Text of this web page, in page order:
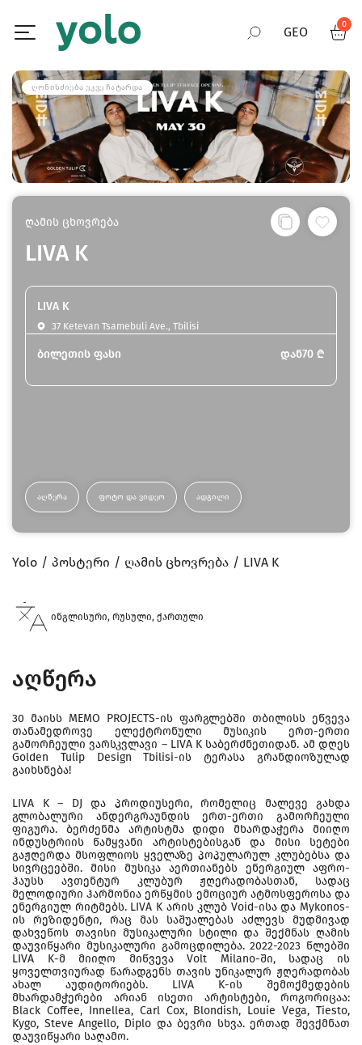
GEO
RUS
ENG
0
ᲦᲝᲜᲘᲡᲫᲘᲔᲑᲐ ᲣᲙᲕᲔ ᲩᲐᲢᲐᲠᲓᲐ
ღამის ცხოვრება
LIVA K
LIVA K
37 Ketevan Tsamebuli Ave., Tbilisi
ბილეთის ფასი დან70 ₾
ᲐᲦᲬᲔᲠᲐ ᲤᲝᲢᲝ ᲓᲐ ᲕᲘᲓᲔᲝ ᲐᲓᲒᲘᲚᲘ
Yolo პოსტერი ღამის ცხოვრება LIVA K
ინგლისური, რუსული, ქართული
აღწერა
30 მაისს MEMO PROJECTS-ის ფარგლებში თბილისს ეწვევა
თანამედროვე ელექტრონული მუსიკის ერთ-ერთი
გამორჩეული ვარსკვლავი – LIVA K საბერძნეთიდან. ამ დღეს
Golden Tulip Design Tbilisi-ის ტერასა გრანდიოზულად
გაიხსნება!
LIVA K – DJ და პროდიუსერი, რომელიც მალევე გახდა
გლობალური ანდერგრაუნდის ერთ-ერთი გამორჩეული
ფიგურა. ბერძენმა არტისტმა დიდი მხარდაჭერა მიიღო
ინდუსტრიის წამყვანი არტისტებისგან და მისი სეტები
გაჟღერდა მსოფლიოს ყველაზე პოპულარულ კლუბებსა და
სივრცეებში. მისი მუსიკა აერთიანებს ენერგიულ აფრო-
ჰაუსს ავთენტურ კლუბურ ჟღერადობასთან, სადაც
მელოდიური ჰარმონია ერწყმის ემოციურ ატმოსფეროსა და
ენერგიულ რიტმებს. LIVA K არის კლუბ Void-ისა და Mykonos-
ის რეზიდენტი, რაც მას საშუალებას აძლევს მუდმივად
დახვეწოს თავისი მუსიკალური სტილი და შექმნას ღამის
დაუვიწყარი მუსიკალური გამოცდილება. 2022-2023 წლებში
LIVA K-მ მიიღო მიწვევა Volt Milano-ში, სადაც ის
ყოველთვიურად წარადგენს თავის უნიკალურ ჟღერადობას
ახალ აუდიტორიებს. LIVA K-ის შემოქმედების
მხარდამჭერები არიან ისეთი არტისტები, როგორიცაა:
Black Coffee, Innellea, Carl Cox, Blondish, Louie Vega, Tiesto,
Kygo, Steve Angello, Diplo და ბევრი სხვა. ერთად შევქმნათ
დაუვიწყარი საღამო.